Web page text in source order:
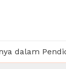
dalam